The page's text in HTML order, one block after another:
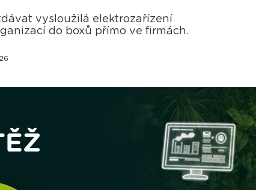
vysloužilá elektrozařízení
do boxů přímo ve firmách.